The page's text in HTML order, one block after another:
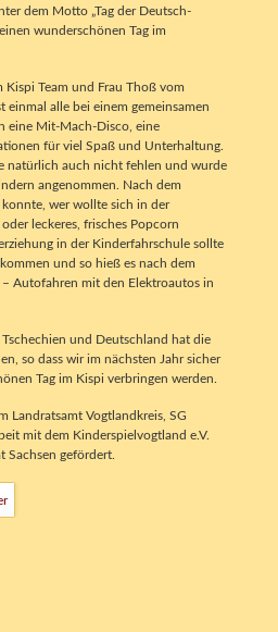
dem Motto „Tag der Deutsch-
wunderschönen Tag im
Kispi Team und Frau Thoß vom
einmal alle bei einem gemeinsamen
eine Mit-Mach-Disco, eine
für viel Spaß und Unterhaltung.
natürlich auch nicht fehlen und wurde
angenommen. Nach dem
wer wollte sich in der
leckeres, frisches Popcorn
in der Kinderfahrschule sollte
und so hieß es nach dem
Autofahren mit den Elektroautos in
und Deutschland hat die
so dass wir im nächsten Jahr sicher
Tag im Kispi verbringen werden.
Landratsamt Vogtlandkreis, SG
mit dem Kinderspielvogtland e.V.
Sachsen gefördert.